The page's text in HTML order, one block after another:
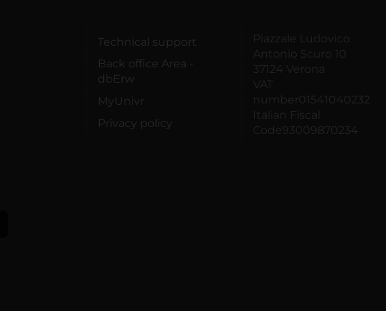
Technical support
Back office Area -
dbErw
MyUnivr
Privacy policy
Piazzale Ludovico
Antonio Scuro 10
37124 Verona
VAT
number01541040232
Italian Fiscal
Code93009870234